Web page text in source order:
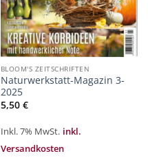
BLOOM'S ZEITSCHRIFTEN
Naturwerkstatt-Magazin 3-
2025
5,50 €
Inkl. 7% MwSt. inkl.
Versandkosten